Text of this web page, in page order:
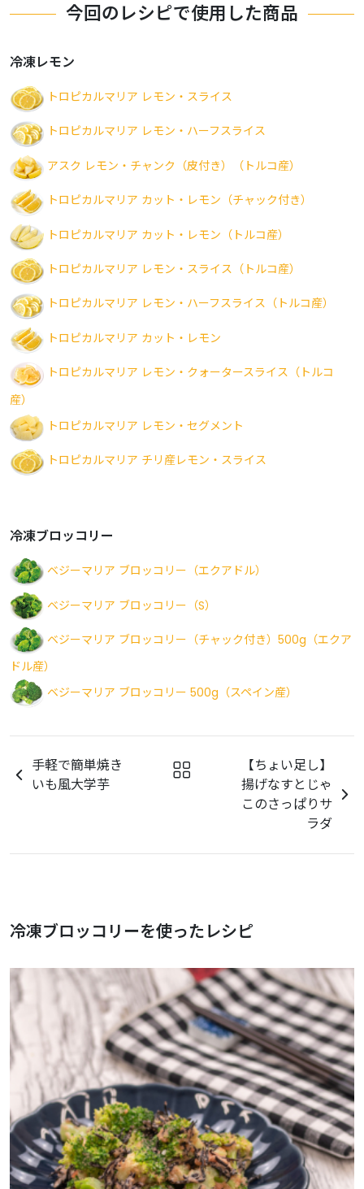
今回のレシピで使用した商品
冷凍レモン
トロピカルマリア レモン・スライス
トロピカルマリア レモン・ハーフスライス
アスク レモン・チャンク（皮付き）（トルコ産）
トロピカルマリア カット・レモン（チャック付き）
トロピカルマリア カット・レモン（トルコ産）
トロピカルマリア レモン・スライス（トルコ産）
トロピカルマリア レモン・ハーフスライス（トルコ産）
トロピカルマリア カット・レモン
トロピカルマリア レモン・クォータースライス（トルコ
産）
トロピカルマリア レモン・セグメント
トロピカルマリア チリ産レモン・スライス
冷凍ブロッコリー
ベジーマリア ブロッコリー（エクアドル）
ベジーマリア ブロッコリー（S）
ベジーマリア ブロッコリー（チャック付き）500g（エクア
ドル産）
ベジーマリア ブロッコリー 500g（スペイン産）
手軽で簡単焼き
いも風大学芋
【ちょい足し】
揚げなすとじゃ
このさっぱりサ
ラダ
冷凍ブロッコリーを使ったレシピ